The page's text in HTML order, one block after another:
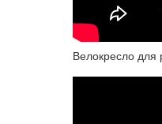
Велокресло для